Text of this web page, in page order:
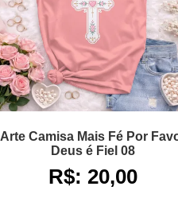
Arte Camisa Mais Fé Por
Deus é Fiel 08
R$: 20,00